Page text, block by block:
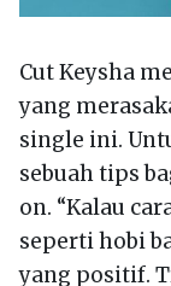
Cut Keysha
yang
single ini.
sebuah tips
on. “Kalau
seperti hobi
yang positif.